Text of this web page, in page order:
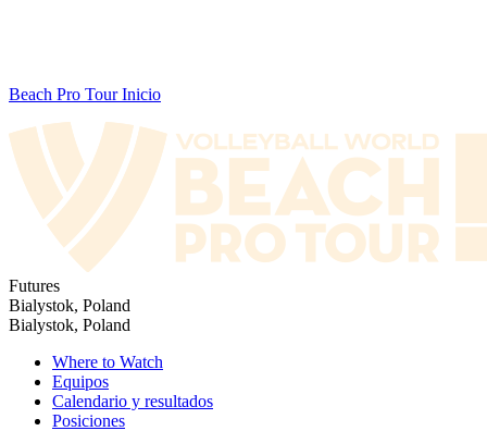
Beach Pro Tour Inicio
Futures
Bialystok, Poland
Bialystok, Poland
Where to Watch
Equipos
Calendario y resultados
Posiciones